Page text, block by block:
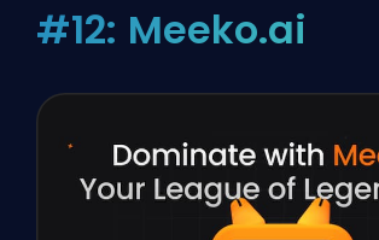
#12: Meeko.ai